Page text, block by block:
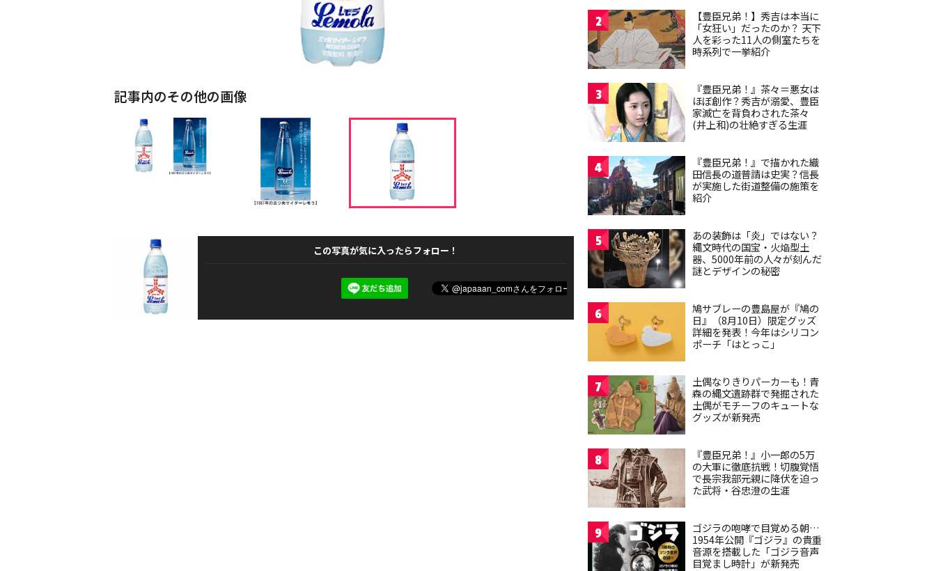
記事内のその他の画像
この写真が気に入ったらフォロー！
2
【豊臣兄弟！】秀吉は本当に
「女狂い」だったのか？ 天下
人を彩った11人の側室たちを
時系列で一挙紹介
3
『豊臣兄弟！』茶々＝悪女は
ほぼ創作？秀吉が溺愛、豊臣
家滅亡を背負わされた茶々
(井上和)の壮絶すぎる生涯
4
『豊臣兄弟！』で描かれた織
田信長の道普請は史実？信長
が実施した街道整備の施策を
紹介
5
あの装飾は「炎」ではない？
縄文時代の国宝・火焔型土
器、5000年前の人々が刻んだ
謎とデザインの秘密
6
鳩サブレーの豊島屋が『鳩の
日』（8月10日）限定グッズ
詳細を発表！今年はシリコン
ポーチ「はとっこ」
7
土偶なりきりパーカーも！青
森の縄文遺跡群で発掘された
土偶がモチーフのキュートな
グッズが新発売
8
『豊臣兄弟！』小一郎の5万
の大軍に徹底抗戦！切腹覚悟
で長宗我部元親に降伏を迫っ
た武将・谷忠澄の生涯
9
ゴジラの咆哮で目覚める朝…
1954年公開『ゴジラ』の貴重
音源を搭載した「ゴジラ音声
目覚まし時計」が新発売